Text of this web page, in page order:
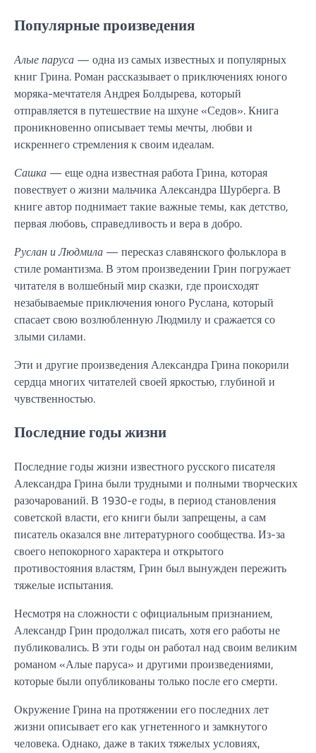
Популярные произведения
Алые паруса — одна из самых известных и популярных
книг Грина. Роман рассказывает о приключениях юного
моряка-мечтателя Андрея Болдырева, который
отправляется в путешествие на шхуне «Седов». Книга
проникновенно описывает темы мечты, любви и
искреннего стремления к своим идеалам.
Сашка — еще одна известная работа Грина, которая
повествует о жизни мальчика Александра Шурберга. В
книге автор поднимает такие важные темы, как детство,
первая любовь, справедливость и вера в добро.
Руслан и Людмила — пересказ славянского фольклора в
стиле романтизма. В этом произведении Грин погружает
читателя в волшебный мир сказки, где происходят
незабываемые приключения юного Руслана, который
спасает свою возлюбленную Людмилу и сражается со
злыми силами.
Эти и другие произведения Александра Грина покорили
сердца многих читателей своей яркостью, глубиной и
чувственностью.
Последние годы жизни
Последние годы жизни известного русского писателя
Александра Грина были трудными и полными творческих
разочарований. В 1930-е годы, в период становления
советской власти, его книги были запрещены, а сам
писатель оказался вне литературного сообщества. Из-за
своего непокорного характера и открытого
противостояния властям, Грин был вынужден пережить
тяжелые испытания.
Несмотря на сложности с официальным признанием,
Александр Грин продолжал писать, хотя его работы не
публиковались. В эти годы он работал над своим великим
романом «Алые паруса» и другими произведениями,
которые были опубликованы только после его смерти.
Окружение Грина на протяжении его последних лет
жизни описывает его как угнетенного и замкнутого
человека. Однако, даже в таких тяжелых условиях,